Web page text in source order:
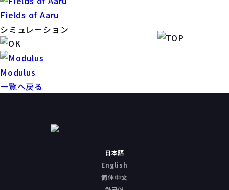
Fields of Aaru
シミュレーション
Modulus
一覧へ戻る
日本語
English
简体中文